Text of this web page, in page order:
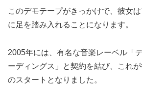
このデモテープがきっかけで、彼女
に足を踏み入れることになります。
2005年には、有名な音楽レーベル「
ーディングス」と契約を結び、これ
のスタートとなりました。